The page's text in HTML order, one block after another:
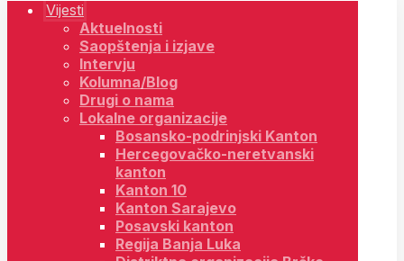
Vijesti
Aktuelnosti
Saopštenja i izjave
Intervju
Kolumna/Blog
Drugi o nama
Lokalne organizacije
Bosansko-podrinjski Kanton
Hercegovačko-neretvanski
kanton
Kanton 10
Kanton Sarajevo
Posavski kanton
Regija Banja Luka